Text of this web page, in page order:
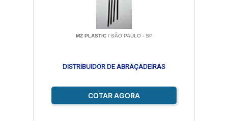
MZ PLASTIC/ SÃO PAULO - SP
DISTRIBUIDOR DE ABRAÇADEIRAS
COTAR AGORA